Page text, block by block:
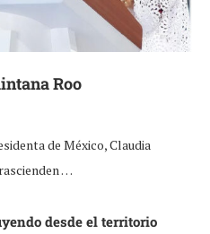
Roo
de México, Claudia
…
desde el territorio